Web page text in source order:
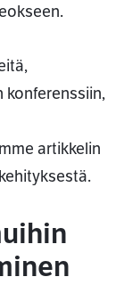
konferenssiin,
artikkelin